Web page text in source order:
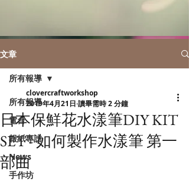
文章
所有報導
電台
報紙專訪
News
手作坊
所有報導
日本保鮮花水漾筆DIY KIT
SET - 如何製作水漾筆 第一
部曲
clovercraftworkshop
2019年4月21日 讀畢需時 2 分鐘